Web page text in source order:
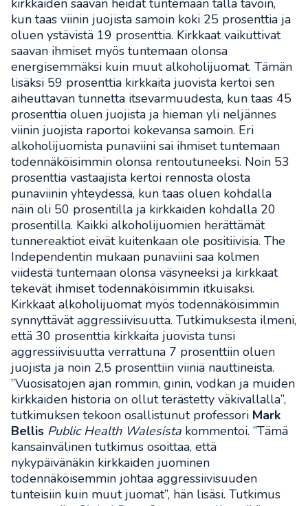
kirkkaiden saavan heidät tuntemaan tällä tavoin,
kun taas viinin juojista samoin koki 25 prosenttia ja
oluen ystävistä 19 prosenttia. Kirkkaat vaikuttivat
saavan ihmiset myös tuntemaan olonsa
energisemmäksi kuin muut alkoholijuomat. Tämän
lisäksi 59 prosenttia kirkkaita juovista kertoi sen
aiheuttavan tunnetta itsevarmuudesta, kun taas 45
prosenttia oluen juojista ja hieman yli neljännes
viinin juojista raportoi kokevansa samoin. Eri
alkoholijuomista punaviini sai ihmiset tuntemaan
todennäköisimmin olonsa rentoutuneeksi. Noin 53
prosenttia vastaajista kertoi rennosta olosta
punaviinin yhteydessä, kun taas oluen kohdalla
näin oli 50 prosentilla ja kirkkaiden kohdalla 20
prosentilla. Kaikki alkoholijuomien herättämät
tunnereaktiot eivät kuitenkaan ole positiivisia. The
Independentin mukaan punaviini saa kolmen
viidestä tuntemaan olonsa väsyneeksi ja kirkkaat
tekevät ihmiset todennäköisimmin itkuisaksi.
Kirkkaat alkoholijuomat myös todennäköisimmin
synnyttävät aggressiivisuutta. Tutkimuksesta ilmeni,
että 30 prosenttia kirkkaita juovista tunsi
aggressiivisuutta verrattuna 7 prosenttiin oluen
juojista ja noin 2,5 prosenttiin viiniä nauttineista.
”Vuosisatojen ajan rommin, ginin, vodkan ja muiden
kirkkaiden historia on ollut terästetty väkivallalla”,
tutkimuksen tekoon osallistunut professori Mark
Bellis Public Health Walesista kommentoi. ”Tämä
kansainvälinen tutkimus osoittaa, että
nykypäivänäkin kirkkaiden juominen
todennäköisemmin johtaa aggressiivisuuden
tunteisiin kuin muut juomat”, hän lisäsi. Tutkimus